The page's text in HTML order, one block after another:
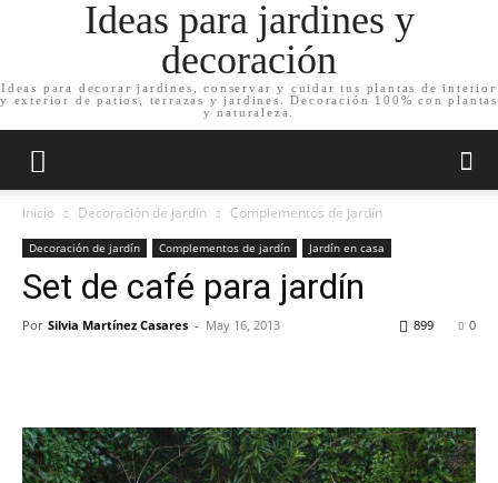
Ideas para jardines y
decoración
Ideas para decorar jardines, conservar y cuidar tus plantas de interior
y exterior de patios, terrazas y jardines. Decoración 100% con plantas
y naturaleza.
Inicio Decoración de jardín Complementos de jardín
Decoración de jardín Complementos de jardín Jardín en casa
Set de café para jardín
Por Silvia Martínez Casares - May 16, 2013 0
899